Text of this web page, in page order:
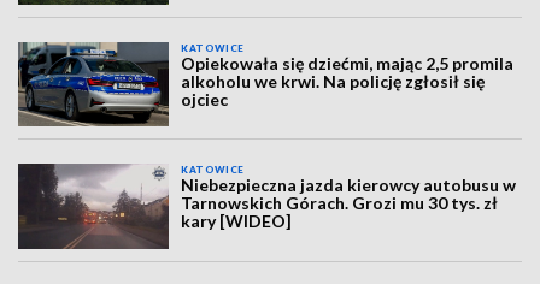
KATOWICE
Opiekowała się dziećmi, mając 2,5 promila
alkoholu we krwi. Na policję zgłosił się
ojciec
KATOWICE
Niebezpieczna jazda kierowcy autobusu w
Tarnowskich Górach. Grozi mu 30 tys. zł
kary [WIDEO]